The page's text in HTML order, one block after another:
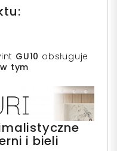
GU10 obsługuje
tym
i bieli